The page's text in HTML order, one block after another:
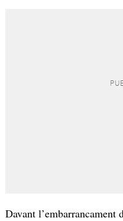
Davant l’embarrancament